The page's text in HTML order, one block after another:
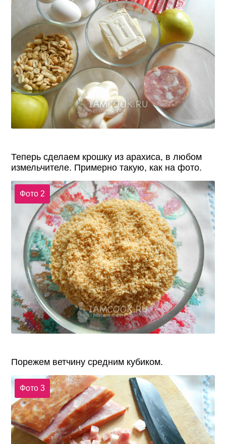
Теперь сделаем крошку из арахиса, в любом
измельчителе. Примерно такую, как на фото.
Фото 2
Порежем ветчину средним кубиком.
Фото 3